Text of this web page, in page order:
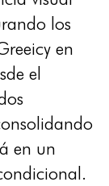
los
en
el
en un